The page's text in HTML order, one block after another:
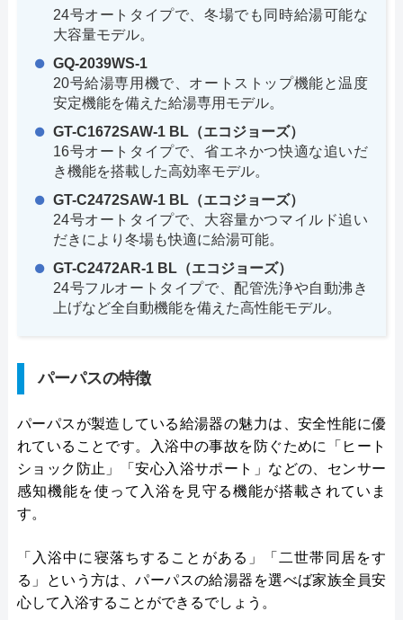
24号オートタイプで、冬場でも同時給湯可能な
大容量モデル。
GQ-2039WS-1
20号給湯専用機で、オートストップ機能と温度
安定機能を備えた給湯専用モデル。
GT-C1672SAW-1 BL（エコジョーズ）
16号オートタイプで、省エネかつ快適な追いだ
き機能を搭載した高効率モデル。
GT-C2472SAW-1 BL（エコジョーズ）
24号オートタイプで、大容量かつマイルド追い
だきにより冬場も快適に給湯可能。
GT-C2472AR-1 BL（エコジョーズ）
24号フルオートタイプで、配管洗浄や自動沸き
上げなど全自動機能を備えた高性能モデル。
パーパスの特徴
パーパスが製造している給湯器の魅力は、安全性能に優
れていることです。入浴中の事故を防ぐために「ヒート
ショック防止」「安心入浴サポート」などの、センサー
感知機能を使って入浴を見守る機能が搭載されていま
す。
「入浴中に寝落ちすることがある」「二世帯同居をす
る」という方は、パーパスの給湯器を選べば家族全員安
心して入浴することができるでしょう。